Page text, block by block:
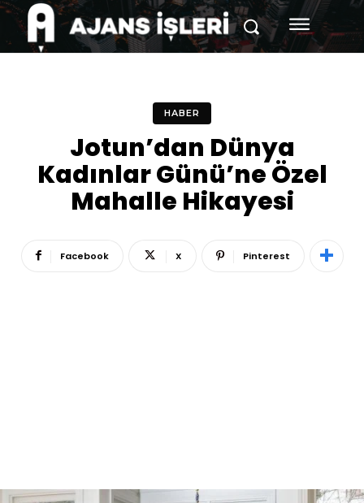
HABER
Jotun’dan Dünya
Kadınlar Günü’ne Özel
Mahalle Hikayesi
Facebook X Pinterest